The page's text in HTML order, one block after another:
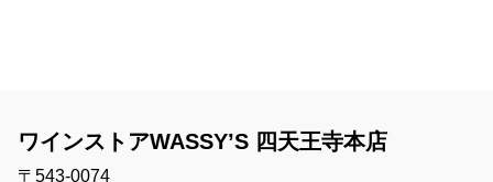
ワインストアWASSY’S 四天王寺本店
〒543-0074